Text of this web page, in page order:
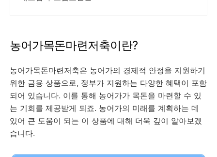
농어가목돈마련저축이란?
농어가목돈마련저축은 농어가의 경제적 안정을 지원하기
위한 금융 상품으로, 정부가 지원하는 다양한 혜택이 포함
되어 있습니다. 이를 통해 농어가가 목돈을 마련할 수 있
는 기회를 제공받게 되죠. 농어가의 미래를 계획하는 데
있어 큰 도움이 되는 이 상품에 대해 더욱 깊이 알아보겠
습니다.